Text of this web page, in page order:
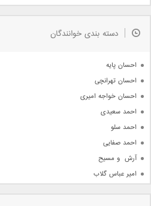
مذهبی
جدیدترین ها
دسته بندی خوانندگان
احسان پایه
احسان تهرانچی
احسان خواجه امیری
احمد سعیدی
احمد سلو
احمد صفایی
آرش  و مسیح
امیر عباس گلاب